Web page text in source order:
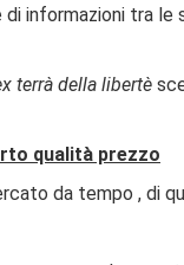
di informazioni tra le
terrà della libertè
qualità prezzo
da tempo , di